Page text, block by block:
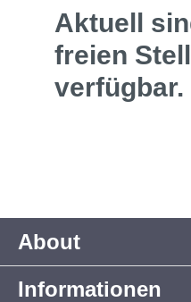
Aktuell
freien
verfügbar.
About
Informationen